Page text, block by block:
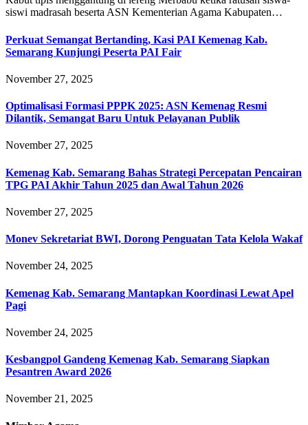
siswi madrasah beserta ASN Kementerian Agama Kabupaten…
Perkuat Semangat Bertanding, Kasi PAI Kemenag Kab.
Semarang Kunjungi Peserta PAI Fair
November 27, 2025
Optimalisasi Formasi PPPK 2025: ASN Kemenag Resmi
Dilantik, Semangat Baru Untuk Pelayanan Publik
November 27, 2025
Kemenag Kab. Semarang Bahas Strategi Percepatan Pencairan
TPG PAI Akhir Tahun 2025 dan Awal Tahun 2026
November 27, 2025
Monev Sekretariat BWI, Dorong Penguatan Tata Kelola Wakaf
November 24, 2025
Kemenag Kab. Semarang Mantapkan Koordinasi Lewat Apel
Pagi
November 24, 2025
Kesbangpol Gandeng Kemenag Kab. Semarang Siapkan
Pesantren Award 2026
November 21, 2025